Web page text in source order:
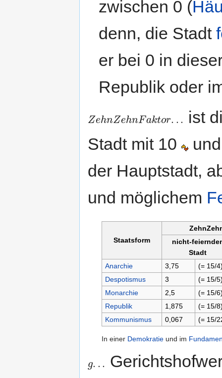
zwischen 0 (
denn, die Stadt
er bei 0 in
Republik oder
ZehnZehnFaktor. . .
ZehnZehnFaktor..
ist
Stadt mit 10
der Hauptstadt,
und möglichem
Staatsform
nicht-
Stadt
Anarchie
3,75
(= 15/
Despotismus
3
(= 15/
Monarchie
2,5
(= 15/
Republik
1,875
(= 15/
Kommunismus
0,067 (= 15/
In einer Demokratie und im
g. . .
g..